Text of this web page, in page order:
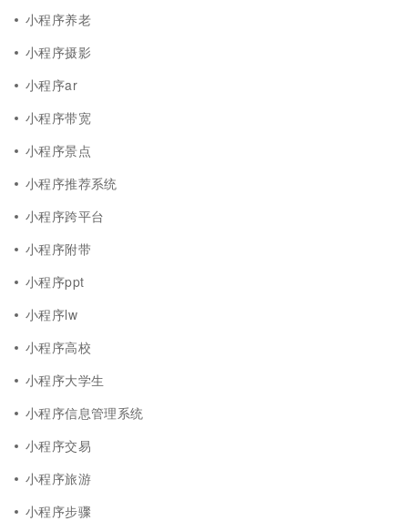
小程序养老
小程序摄影
小程序ar
小程序带宽
小程序景点
小程序推荐系统
小程序跨平台
小程序附带
小程序ppt
小程序lw
小程序高校
小程序大学生
小程序信息管理系统
小程序交易
小程序旅游
小程序步骤